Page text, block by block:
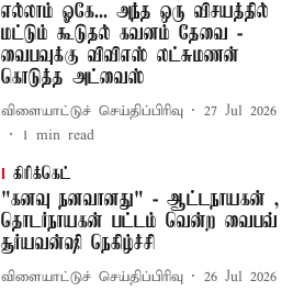
எல்லாம் ஓகே... அந்த ஒரு விசயத்தில்
மட்டும் கூடுதல் கவனம் தேவை -
வைபவுக்கு விவிஎஸ் லட்சுமணன்
கொடுத்த அட்வைஸ்
விளையாட்டுச் செய்திப்பிரிவு
27 Jul 2026
1 min read
கிரிக்கெட்
"கனவு நனவானது" - ஆட்டநாயகன் ,
தொடர்நாயகன் பட்டம் வென்ற வைபவ்
சூர்யவன்ஷி நெகிழ்ச்சி
விளையாட்டுச் செய்திப்பிரிவு
26 Jul 2026